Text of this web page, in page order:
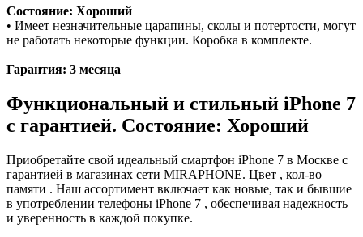
Состояние: Хороший
• Имеет незначительные царапины, сколы и потертости, могут
не работать некоторые функции. Коробка в комплекте.
Гарантия: 3 месяца
Функциональный и стильный iPhone 7
с гарантией. Состояние: Хороший
Приобретайте свой идеальный смартфон iPhone 7 в Москве с
гарантией в магазинах сети MIRAPHONE. Цвет , кол-во
памяти . Наш ассортимент включает как новые, так и бывшие
в употреблении телефоны iPhone 7 , обеспечивая надежность
и уверенность в каждой покупке.